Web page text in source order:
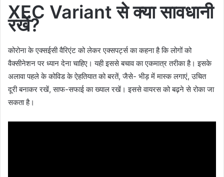
XEC Variant से क्या सावधानी
रखें?
कोरोना के एक्सईसी वैरिएंट को लेकर एक्सपर्ट्स का कहना है कि लोगों को
वैक्सीनेशन पर ध्यान देना चाहिए। यही इससे बचाव का एकमात्र तरीका है। इसके
अलावा पहले के कोविड के ऐहतियात को बरतें, जैसे- भीड़ में मास्क लगाएं, उचित
दूरी बनाकर रखें, साफ-सफाई का ख्याल रखें। इससे वायरस को बढ़ने से रोका जा
सकता है।